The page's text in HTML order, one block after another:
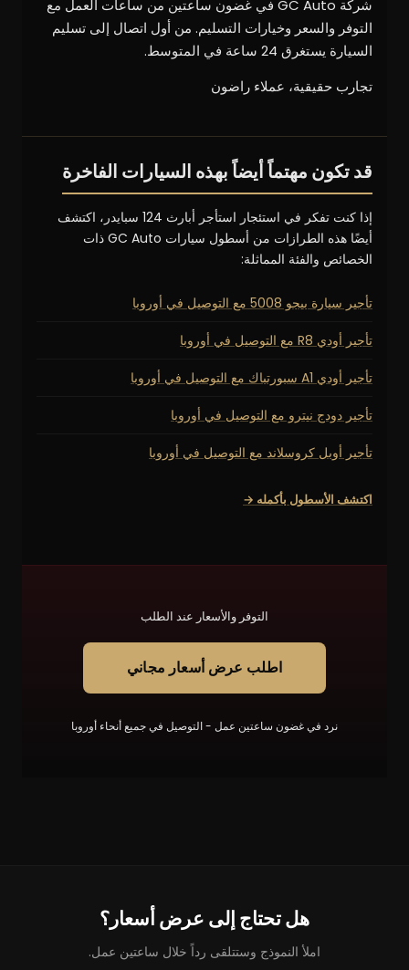
شركة GC Auto في غضون ساعتين من ساعات العمل مع
التوفر والسعر وخيارات التسليم. من أول اتصال إلى تسليم
السيارة يستغرق 24 ساعة في المتوسط.
تجارب حقيقية، عملاء راضون
قد تكون مهتماً أيضاً بهذه السيارات الفاخرة
إذا كنت تفكر في استئجار استأجر أبارث 124 سبايدر، اكتشف
أيضًا هذه الطرازات من أسطول سيارات GC Auto ذات
الخصائص والفئة المماثلة:
تأجير سيارة بيجو 5008 مع التوصيل في أوروبا
تأجير أودي R8 مع التوصيل في أوروبا
تأجير أودي A1 سبورتباك مع التوصيل في أوروبا
تأجير دودج نيترو مع التوصيل في أوروبا
تأجير أوبل كروسلاند مع التوصيل في أوروبا
اكتشف الأسطول بأكمله →
التوفر والأسعار عند الطلب
اطلب عرض أسعار مجاني
نرد في غضون ساعتين عمل - التوصيل في جميع أنحاء أوروبا
هل تحتاج إلى عرض أسعار؟
املأ النموذج وستتلقى رداً خلال ساعتين عمل.